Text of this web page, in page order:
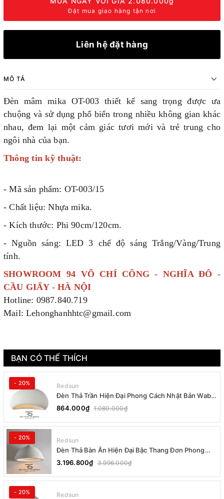
Đặt mua giao hàng tận nơi
Liên hệ đặt hàng
MÔ TẢ
Đèn mâm mika OT-003 thiết kế sang trọng được ưa
chuộng và sử dụng phổ biến trong nhiều không gian khác
nhau, đem lại một cảm giác tươi mới và trẻ trung cho
ngôi nhà của bạn.
Thông tin kỹ thuật:
- Mã sản phẩm: OT-003/15
- Chất liệu: Nhựa mika.
- Kích thước: Phi 90cm/120cm.
- Nguồn sáng: LED 3 chế độ sáng Trắng/Vàng/Trung
tính.
SHOWROOM 94 VÕ CHÍ CÔNG - NGHĨA ĐÔ -
CẦU GIẤY - HÀ NỘI
Hotline: 0987.840.719
Mail: Lehonghanhhtc@gmail.com
BẠN CÓ THỂ THÍCH
- 20% Redsun
Đèn Thả Trần Hiện Đại Phong Cách Nhật Bản Wabi-
sabi CDT-T036 Dáng B
864.000₫ 1.080.000₫
- 20% Redsun
Đèn Thả Bàn Ăn Hiện Đại Bậc Thang Đơn Phong
Cách Nhật Bản Wabi-sabi DC-T078B
3.196.800₫ 3.996.000₫
- 20% Redsun